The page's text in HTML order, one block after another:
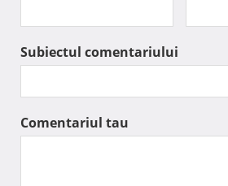
Subiectul comentariului
Comentariul tau